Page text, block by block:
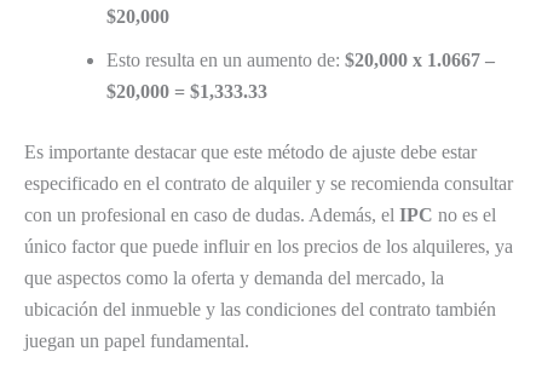
$20,000
Esto resulta en un aumento de: $20,000 x 1.0667 –
$20,000 = $1,333.33
Es importante destacar que este método de ajuste debe estar
especificado en el contrato de alquiler y se recomienda consultar
con un profesional en caso de dudas. Además, el IPC no es el
único factor que puede influir en los precios de los alquileres, ya
que aspectos como la oferta y demanda del mercado, la
ubicación del inmueble y las condiciones del contrato también
juegan un papel fundamental.